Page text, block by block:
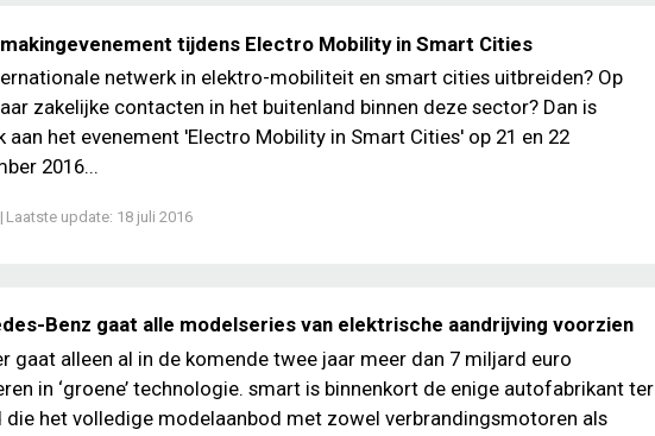
tijdens Electro Mobility in Smart Cities
netwerk in elektro-mobiliteit en smart cities uitbreiden? Op
zakelijke contacten in het buitenland binnen deze sector? Dan is
aan het evenement 'Electro Mobility in Smart Cities' op 21 en 22
2016...
| Laatste update: 18 juli 2016
Benz gaat alle modelseries van elektrische aandrijving voorzien
gaat alleen al in de komende twee jaar meer dan 7 miljard euro
in ‘groene’ technologie. smart is binnenkort de enige autofabrikant ter
die het volledige modelaanbod met zowel verbrandingsmotoren als